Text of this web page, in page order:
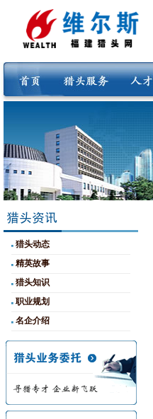
猎头动态
精英故事
猎头知识
职业规划
名企介绍